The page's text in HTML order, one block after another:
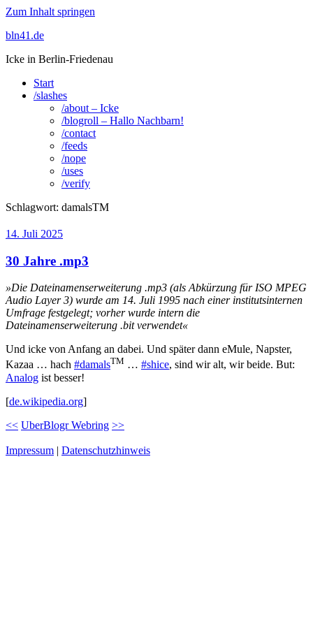
Zum Inhalt springen
bln41.de
Icke in Berlin-Friedenau
Start
/slashes
/about – Icke
/blogroll – Hallo Nachbarn!
/contact
/feeds
/nope
/uses
/verify
Schlagwort: damalsTM
14. Juli 2025
30 Jahre .mp3
»Die Dateinamenserweiterung .mp3 (als Abkürzung für ISO MPEG
Audio Layer 3) wurde am 14. Juli 1995 nach einer institutsinternen
Umfrage festgelegt; vorher wurde intern die
Dateinamenserweiterung .bit verwendet«
Und icke von Anfang an dabei. Und später dann eMule, Napster,
Kazaa … hach #damalsTM … #shice, sind wir alt, wir beide. But:
Analog ist besser!
[de.wikipedia.org]
<< UberBlogr Webring >>
Impressum | Datenschutzhinweis